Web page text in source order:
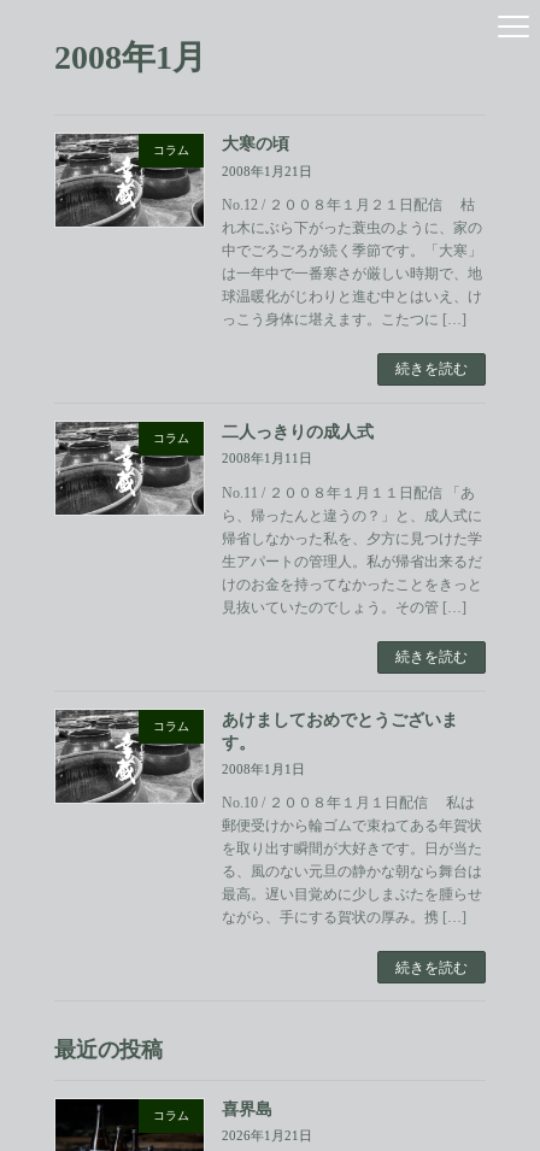
2008年1月
コラム 大寒の頃
2008年1月21日
No.12 / ２００８年１月２１日配信 枯
れ木にぶら下がった蓑虫のように、家の
中でごろごろが続く季節です。「大寒」
は一年中で一番寒さが厳しい時期で、地
球温暖化がじわりと進む中とはいえ、け
っこう身体に堪えます。こたつに […]
続きを読む
コラム 二人っきりの成人式
2008年1月11日
No.11 / ２００８年１月１１日配信 「あ
ら、帰ったんと違うの？」と、成人式に
帰省しなかった私を、夕方に見つけた学
生アパートの管理人。私が帰省出来るだ
けのお金を持ってなかったことをきっと
見抜いていたのでしょう。その管 […]
続きを読む
コラム
あけましておめでとうございま
す。
2008年1月1日
No.10 / ２００８年１月１日配信 私は
郵便受けから輪ゴムで束ねてある年賀状
を取り出す瞬間が大好きです。日が当た
る、風のない元旦の静かな朝なら舞台は
最高。遅い目覚めに少しまぶたを腫らせ
ながら、手にする賀状の厚み。携 […]
続きを読む
最近の投稿
コラム 喜界島
2026年1月21日